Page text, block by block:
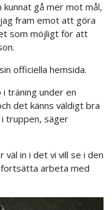
kunnat gå mer mot mål,
fram emot att göra
som möjligt för att
officiella hemsida.
träning under en
det känns väldigt bra
truppen, säger
in i det vi vill se i den
arbeta med